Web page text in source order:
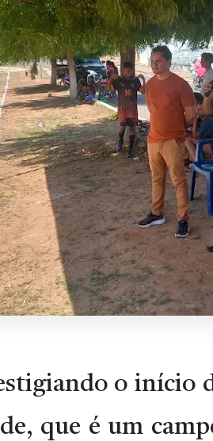
o início
que é um